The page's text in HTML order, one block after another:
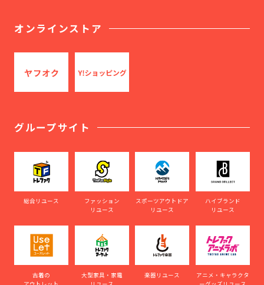
オンラインストア
グループサイト
総合リユース
ファッション
リユース
スポーツアウトドア
リユース
ハイブランド
リユース
古着の
大型家具・家電
楽器リユース
アニメ・キャラクタ